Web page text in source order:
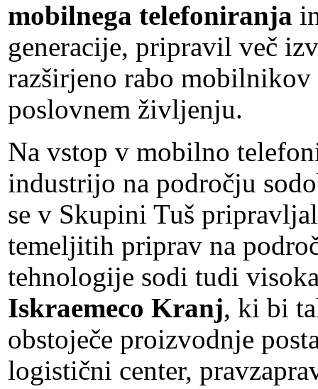
mobilnega telefoniranja
generacije, pripravil več
razširjeno rabo mobilnikov
poslovnem življenju.
Na vstop v mobilno
industrijo na področju
se v Skupini Tuš
temeljitih priprav na
tehnologije sodi tudi
Iskraemeco Kranj, ki bi
obstoječe proizvodnje
logistični center,